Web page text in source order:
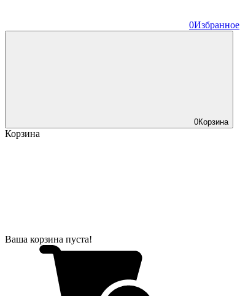
0Избранное
0Корзина
Корзина
Ваша корзина пуста!